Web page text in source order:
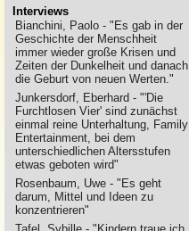
Interviews
Bianchini, Paolo - "Es gab in der
Geschichte der Menschheit
immer wieder große Krisen und
Zeiten der Dunkelheit und danach
die Geburt von neuen Werten."
Junkersdorf, Eberhard - "'Die
Furchtlosen Vier' sind zunächst
einmal reine Unterhaltung, Family
Entertainment, bei dem
unterschiedlichen Altersstufen
etwas geboten wird"
Rosenbaum, Uwe - "Es geht
darum, Mittel und Ideen zu
konzentrieren"